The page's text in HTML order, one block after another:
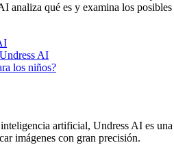
analiza qué es y examina los
AI
los niños?
artificial, Undress AI es
imágenes con gran precisión.